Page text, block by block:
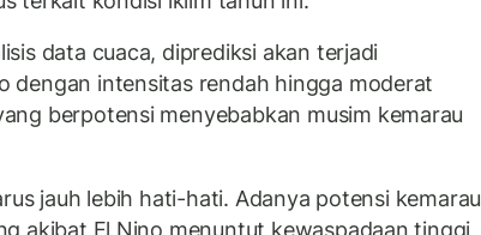
data cuaca, diprediksi akan terjadi
dengan intensitas rendah hingga moderat
berpotensi menyebabkan musim kemarau
jauh lebih hati-hati. Adanya potensi kemarau
akibat El Nino menuntut kewaspadaan tinggi